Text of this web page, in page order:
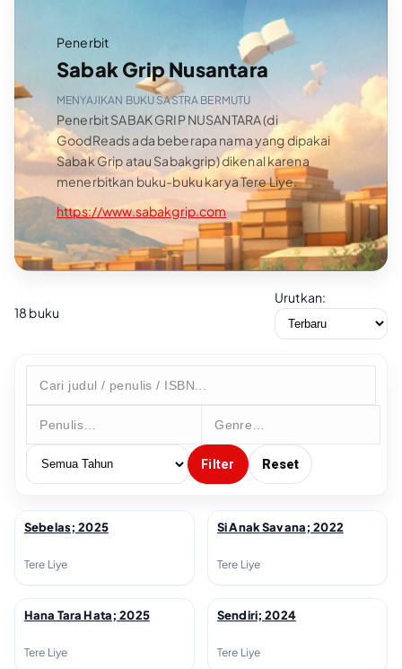
Penerbit
Sabak Grip Nusantara
MENYAJIKAN BUKU SASTRA BERMUTU
Penerbit SABAK GRIP NUSANTARA (di
GoodReads ada beberapa nama yang dipakai
Sabak Grip atau Sabakgrip) dikenal karena
menerbitkan buku-buku karya Tere Liye.
https://www.sabakgrip.com
18 buku
Urutkan:
Filter Reset
Sebelas; 2025
Tere Liye
Si Anak Savana; 2022
Tere Liye
Hana Tara Hata; 2025
Tere Liye
Sendiri; 2024
Tere Liye